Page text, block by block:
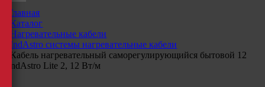
Главная
Каталог
Нагревательные кабели
IndAstro системы нагревательные кабели
Кабель нагревательный саморегулирующийся бытовой 12
IndAstro Lite 2, 12 Вт/м